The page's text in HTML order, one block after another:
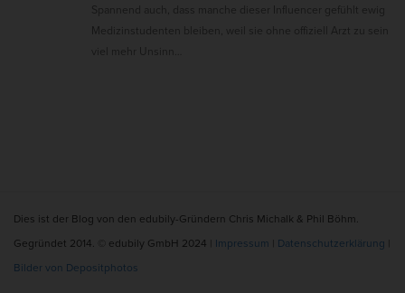
Spannend auch, dass manche dieser Influencer gefühlt ewig
Medizinstudenten bleiben, weil sie ohne offiziell Arzt zu sein
viel mehr Unsinn…
Dies ist der Blog von den edubily-Gründern Chris Michalk & Phil Böhm.
Gegründet 2014. © edubily GmbH 2024 | Impressum Datenschutzerklärung
Bilder von Depositphotos